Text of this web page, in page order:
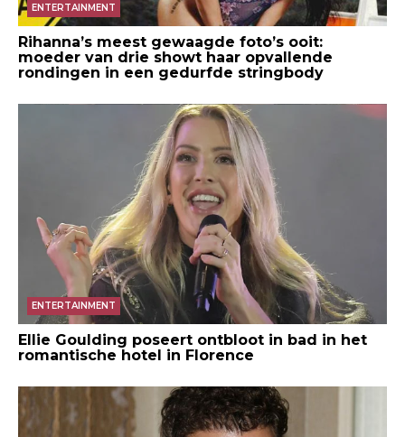
ENTERTAINMENT
Rihanna’s meest gewaagde foto’s ooit:
moeder van drie showt haar opvallende
rondingen in een gedurfde stringbody
ENTERTAINMENT
Ellie Goulding poseert ontbloot in bad in het
romantische hotel in Florence